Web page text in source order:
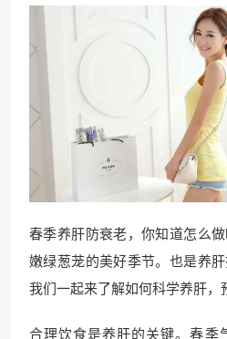
春季养肝防衰老，你知道怎么做
嫩绿葱茏的美好季节。也是养
我们一起来了解如何科学养肝，
合理饮食是养肝的关键。春季